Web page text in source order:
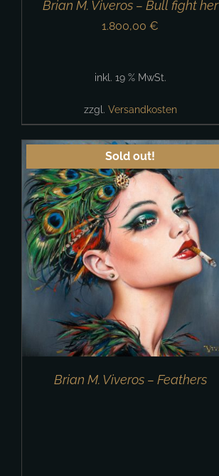
Brian M. Viveros – Bull fight her
1.800,00 €
inkl. 19 % MwSt.
zzgl. Versandkosten
Sold out!
Brian M. Viveros – Feathers
IN DEN WARENKORB /